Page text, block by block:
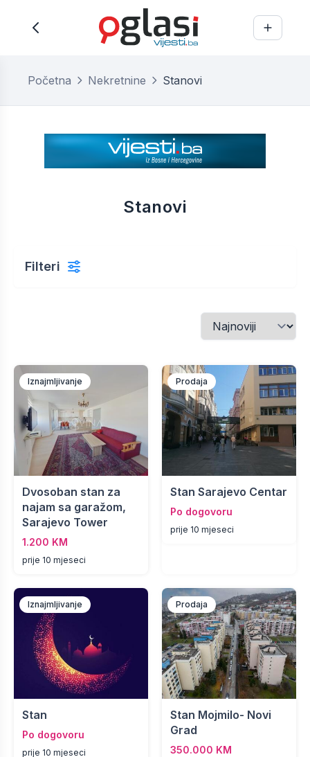
Početna Nekretnine Stanovi
Stanovi
Filteri
Iznajmljivanje
Dvosoban stan za
najam sa garažom,
Sarajevo Tower
1.200 KM
prije 10 mjeseci
Prodaja
Stan Sarajevo Centar
Po dogovoru
prije 10 mjeseci
Iznajmljivanje
Stan
Po dogovoru
prije 10 mjeseci
Prodaja
Stan Mojmilo- Novi
Grad
350.000 KM